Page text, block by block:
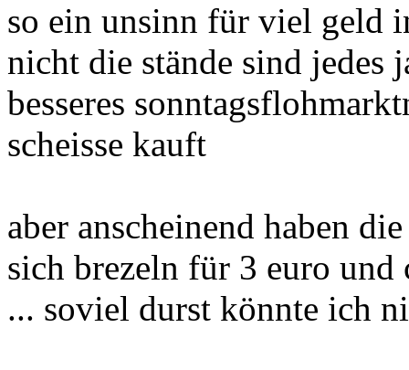
so ein unsinn für viel geld
nicht die stände sind jedes
besseres
scheisse kauft
aber anscheinend haben
sich brezeln für 3 euro
... soviel durst könnte ich